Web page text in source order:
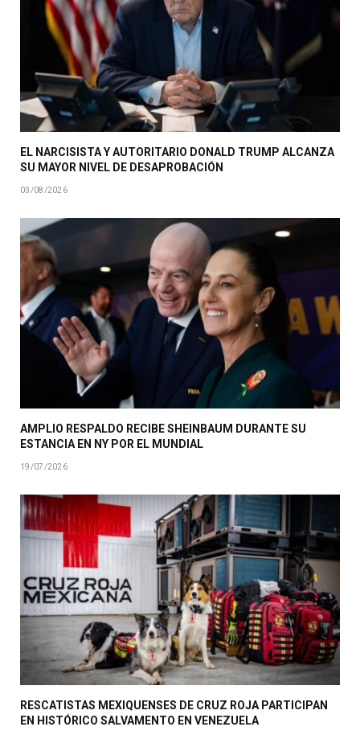
EL NARCISISTA Y AUTORITARIO DONALD TRUMP ALCANZA
SU MAYOR NIVEL DE DESAPROBACIÓN
03/08/2026
AMPLIO RESPALDO RECIBE SHEINBAUM DURANTE SU
ESTANCIA EN NY POR EL MUNDIAL
19/07/2026
RESCATISTAS MEXIQUENSES DE CRUZ ROJA PARTICIPAN
EN HISTÓRICO SALVAMENTO EN VENEZUELA